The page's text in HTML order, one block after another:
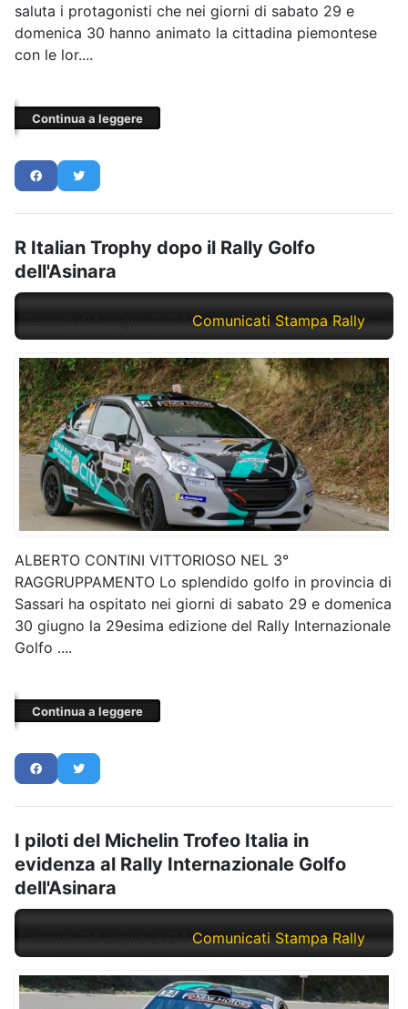
saluta i protagonisti che nei giorni di sabato 29 e
domenica 30 hanno animato la cittadina piemontese
con le lor....
Continua a leggere
R Italian Trophy dopo il Rally Golfo
dell'Asinara
Giovedì, 04 Luglio 2024 Comunicati Stampa Rally
ALBERTO CONTINI VITTORIOSO NEL 3°
RAGGRUPPAMENTO Lo splendido golfo in provincia di
Sassari ha ospitato nei giorni di sabato 29 e domenica
30 giugno la 29esima edizione del Rally Internazionale
Golfo ....
Continua a leggere
I piloti del Michelin Trofeo Italia in
evidenza al Rally Internazionale Golfo
dell'Asinara
Giovedì, 04 Luglio 2024 Comunicati Stampa Rally